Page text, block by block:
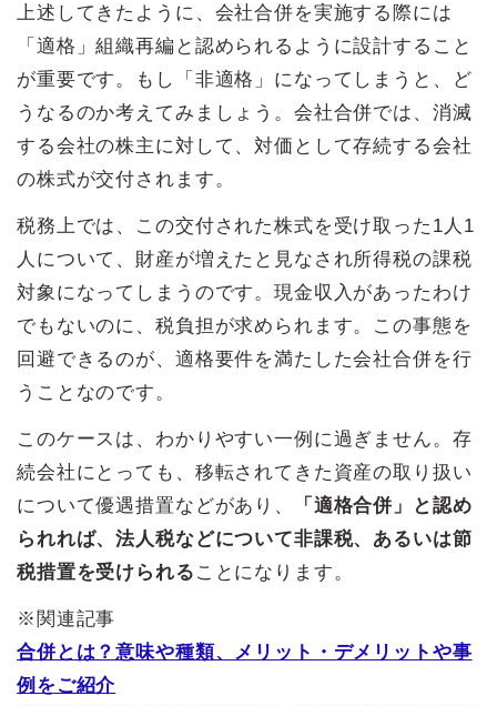
上述してきたように、会社合併を実施する際には
「適格」組織再編と認められるように設計すること
が重要です。もし「非適格」になってしまうと、ど
うなるのか考えてみましょう。会社合併では、消滅
する会社の株主に対して、対価として存続する会社
の株式が交付されます。
税務上では、この交付された株式を受け取った1人1
人について、財産が増えたと見なされ所得税の課税
対象になってしまうのです。現金収入があったわけ
でもないのに、税負担が求められます。この事態を
回避できるのが、適格要件を満たした会社合併を行
うことなのです。
このケースは、わかりやすい一例に過ぎません。存
続会社にとっても、移転されてきた資産の取り扱い
について優遇措置などがあり、
「適格合併」と認め
られれば、法人税などについて非課税、あるいは節
税措置を受けられる ことになります。
※関連記事
合併とは？意味や種類、メリット・デメリットや事
例をご紹介